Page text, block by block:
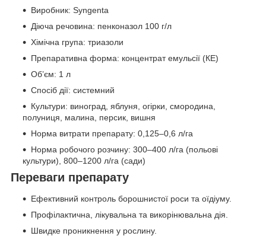
Виробник: Syngenta
Діюча речовина: пенконазол 100 г/л
Хімічна група: триазоли
Препаративна форма: концентрат емульсії (КЕ)
Об’єм: 1 л
Спосіб дії: системний
Культури: виноград, яблуня, огірки, смородина,
полуниця, малина, персик, вишня
Норма витрати препарату: 0,125–0,6 л/га
Норма робочого розчину: 300–400 л/га (польові
культури), 800–1200 л/га (сади)
Переваги препарату
Ефективний контроль борошнистої роси та оїдіуму.
Профілактична, лікувальна та викорінювальна дія.
Швидке проникнення у рослину.